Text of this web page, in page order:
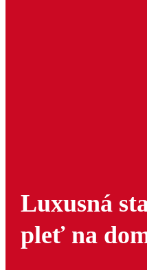
Luxusná
pleť na